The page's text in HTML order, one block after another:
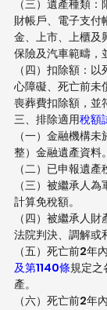
（三）遺產種類
財帳戶、電子支付
金、上市、上櫃及
保險及汽車範疇，
（四）扣除額：
心障礙、死亡前未
喪葬費扣除額，並
三、排除適用稅額
（一）金融機構
整）金融遺產資料。
（二）已申報遺產
（三）被繼承人
計算免稅額。
（四）被繼承人
法院判決、調解或
（五）死亡前2年
及第1140條規定之
產。
（六）死亡前2年